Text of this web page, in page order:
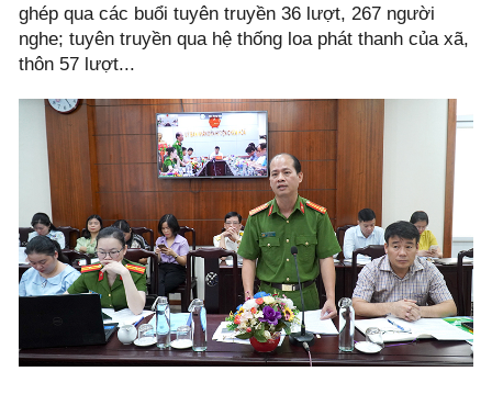
ghép qua các buổi tuyên truyền 36 lượt, 267 người
nghe; tuyên truyền qua hệ thống loa phát thanh của xã,
thôn 57 lượt...